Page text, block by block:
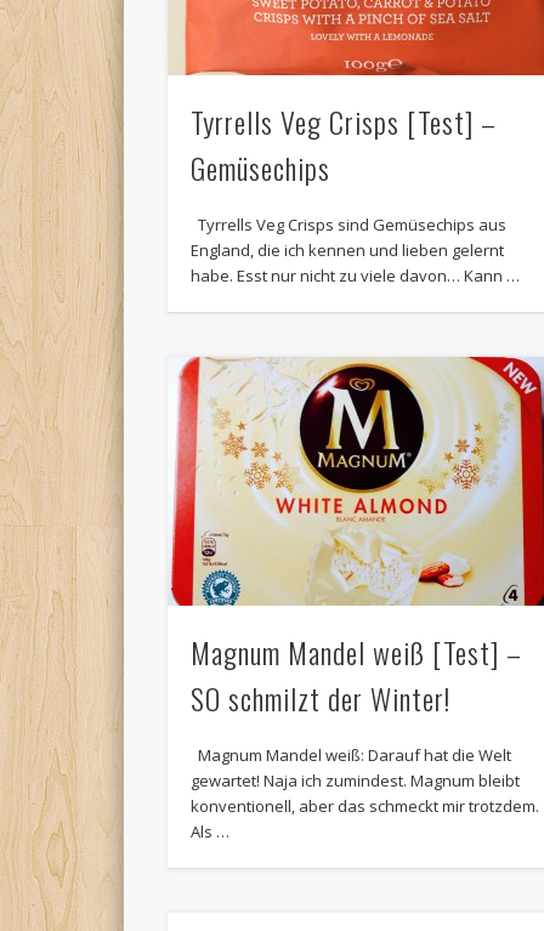
Tyrrells Veg Crisps [Test] –
Gemüsechips
Tyrrells Veg Crisps sind Gemüsechips aus
England, die ich kennen und lieben gelernt
habe. Esst nur nicht zu viele davon… Kann …
Magnum Mandel weiß [Test] –
SO schmilzt der Winter!
Magnum Mandel weiß: Darauf hat die Welt
gewartet! Naja ich zumindest. Magnum bleibt
konventionell, aber das schmeckt mir trotzdem.
Als …